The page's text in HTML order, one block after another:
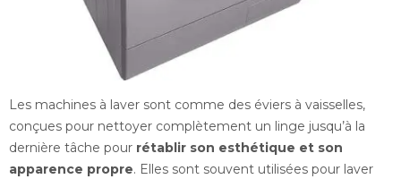
Les machines à laver sont comme des éviers à vaisselles,
conçues pour nettoyer complètement un linge jusqu’à la
dernière tâche pour rétablir son esthétique et son
apparence propre. Elles sont souvent utilisées pour laver